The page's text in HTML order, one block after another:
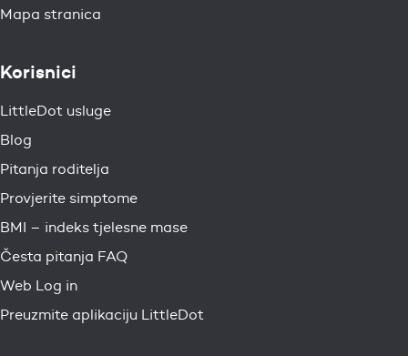
Mapa stranica
Korisnici
LittleDot usluge
Blog
Pitanja roditelja
Provjerite simptome
BMI – indeks tjelesne mase
Česta pitanja FAQ
Web Log in
Preuzmite aplikaciju LittleDot